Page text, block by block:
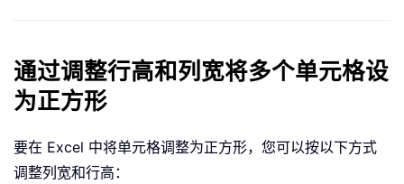
通过调整行高和列宽将多个单元格设
为正方形
要在 Excel 中将单元格调整为正方形，您可以按以下方式
调整列宽和行高：